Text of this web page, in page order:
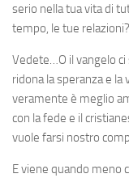
serio nella tua vita di
tempo, le tue relazioni?
Vedete…O il vangelo
ridona la speranza e
veramente è meglio
con la fede e il
vuole farsi nostro
E viene quando meno